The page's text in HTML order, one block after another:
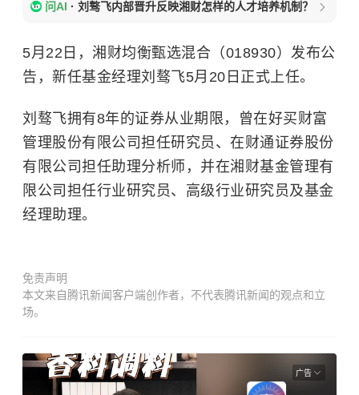
问AI · 刘骜飞内部晋升反映湘财怎样的人才培养机制？
5月22日，湘财均衡甄选混合（018930）发布公
告，新任基金经理刘骜飞5月20日正式上任。
刘骜飞拥有8年的证券从业期限，曾在好买财富
管理股份有限公司担任研究员、在财通证券股份
有限公司担任助理分析师，并在湘财基金管理有
限公司担任行业研究员、高级行业研究员及基金
经理助理。
免责声明
本文来自腾讯新闻客户端创作者，不代表腾讯新闻的观点和立
场。
广告